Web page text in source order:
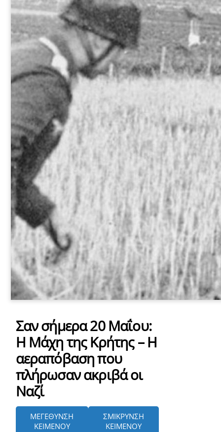
Σαν σήμερα 20 Μαΐου:
Η Μάχη της Κρήτης – Η
αεραπόβαση που
πλήρωσαν ακριβά οι
Ναζί
ΜΕΓΕΘΥΝΣΗ
ΚΕΙΜΕΝΟΥ
ΣΜΙΚΡΥΝΣΗ
ΚΕΙΜΕΝΟΥ